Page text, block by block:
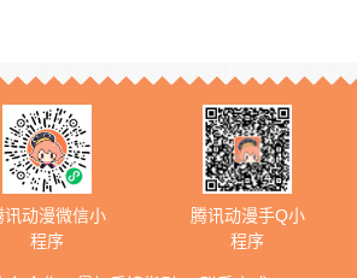
讯动漫微信小
程序
腾讯动漫手Q小
程序